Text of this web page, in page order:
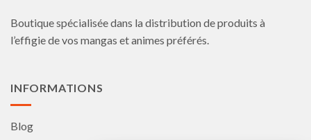
sur
la
sur
Boutique spécialisée dans la distribution de produits à
l’effigie de vos mangas et animes préférés.
INFORMATIONS
Blog